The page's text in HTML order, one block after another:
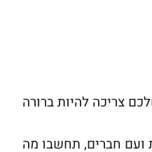
צריכה להיות ברורה
ועם חברים, תחשבו מה